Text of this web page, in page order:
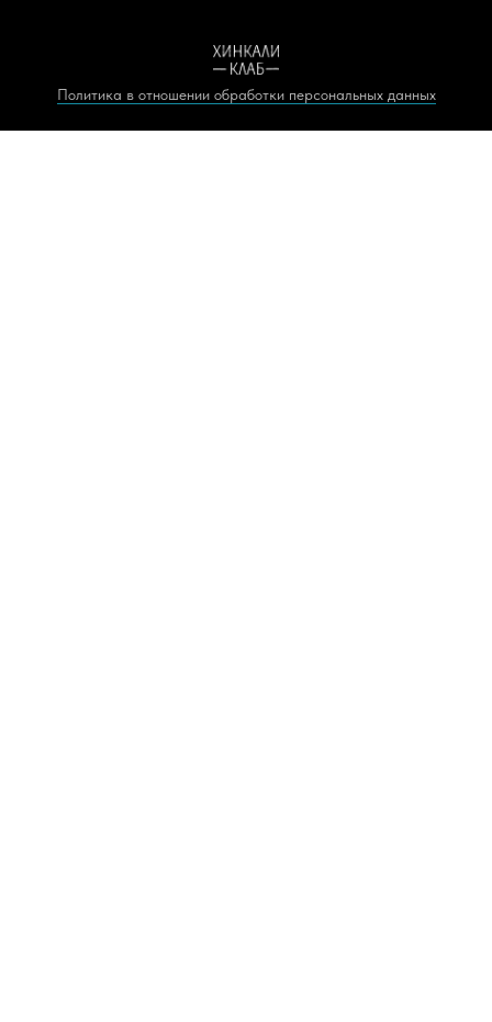
Политика в отношении обработки персональных данных